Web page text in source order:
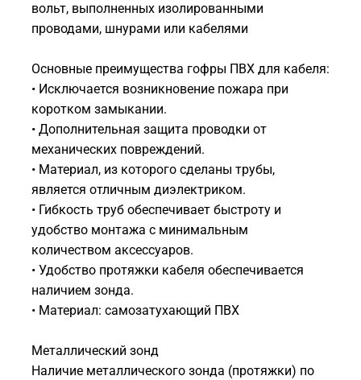
вольт, выполненных изолированными
проводами, шнурами или кабелями
Основные преимущества гофры ПВХ для кабеля:
• Исключается возникновение пожара при
коротком замыкании.
• Дополнительная защита проводки от
механических повреждений.
• Материал, из которого сделаны трубы,
является отличным диэлектриком.
• Гибкость труб обеспечивает быстроту и
удобство монтажа с минимальным
количеством аксессуаров.
• Удобство протяжки кабеля обеспечивается
наличием зонда.
• Материал: самозатухающий ПВХ
Металлический зонд
Наличие металлического зонда (протяжки) по